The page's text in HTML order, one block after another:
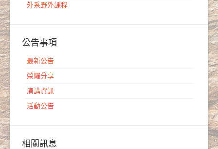
外系野外課程
公告事項
最新公告
榮耀分享
演講資訊
活動公告
相關訊息